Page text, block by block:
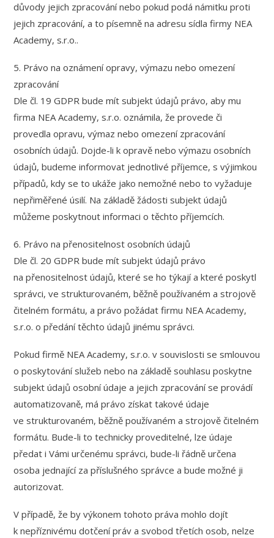
důvody jejich zpracování nebo pokud podá námitku proti
jejich zpracování, a to písemně na adresu sídla firmy NEA
Academy, s.r.o..
5. Právo na oznámení opravy, výmazu nebo omezení
zpracování
Dle čl. 19 GDPR bude mít subjekt údajů právo, aby mu
firma NEA Academy, s.r.o. oznámila, že provede či
provedla opravu, výmaz nebo omezení zpracování
osobních údajů. Dojde-li k opravě nebo výmazu osobních
údajů, budeme informovat jednotlivé příjemce, s výjimkou
případů, kdy se to ukáže jako nemožné nebo to vyžaduje
nepřiměřené úsilí. Na základě žádosti subjekt údajů
můžeme poskytnout informaci o těchto příjemcích.
6. Právo na přenositelnost osobních údajů
Dle čl. 20 GDPR bude mít subjekt údajů právo
na přenositelnost údajů, které se ho týkají a které poskytl
správci, ve strukturovaném, běžně používaném a strojově
čitelném formátu, a právo požádat firmu NEA Academy,
s.r.o. o předání těchto údajů jinému správci.
Pokud firmě NEA Academy, s.r.o. v souvislosti se smlouvou
o poskytování služeb nebo na základě souhlasu poskytne
subjekt údajů osobní údaje a jejich zpracování se provádí
automatizovaně, má právo získat takové údaje
ve strukturovaném, běžně používaném a strojově čitelném
formátu. Bude-li to technicky proveditelné, lze údaje
předat i Vámi určenému správci, bude-li řádně určena
osoba jednající za příslušného správce a bude možné ji
autorizovat.
V případě, že by výkonem tohoto práva mohlo dojít
k nepříznivému dotčení práv a svobod třetích osob, nelze